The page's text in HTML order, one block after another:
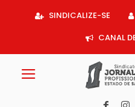
SINDICALIZE-SE
CANAL